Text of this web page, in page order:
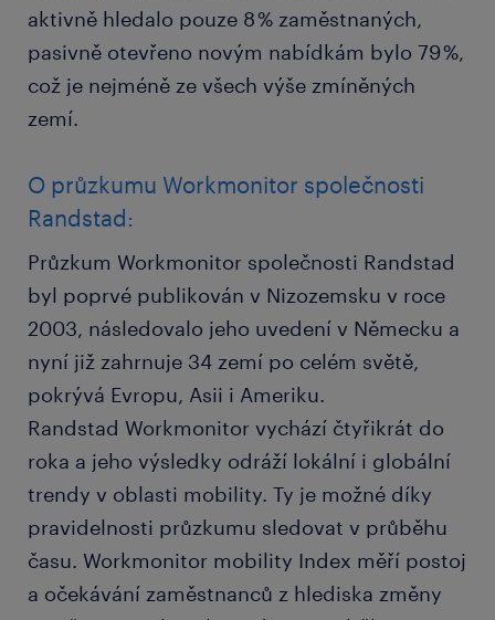
aktivně hledalo pouze 8 % zaměstnaných,
pasivně otevřeno novým nabídkám bylo 79 %,
což je nejméně ze všech výše zmíněných
zemí.
O průzkumu Workmonitor společnosti
Randstad:
Průzkum Workmonitor společnosti Randstad
byl poprvé publikován v Nizozemsku v roce
2003, následovalo jeho uvedení v Německu a
nyní již zahrnuje 34 zemí po celém světě,
pokrývá Evropu, Asii i Ameriku.
Randstad Workmonitor vychází čtyřikrát do
roka a jeho výsledky odráží lokální i globální
trendy v oblasti mobility. Ty je možné díky
pravidelnosti průzkumu sledovat v průběhu
času. Workmonitor mobility Index měří postoj
a očekávání zaměstnanců z hlediska změny